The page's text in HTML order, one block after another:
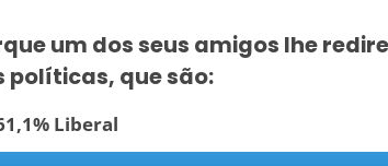
um dos seus amigos lhe
políticas, que são:
Liberal